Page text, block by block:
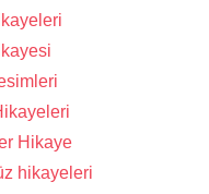
Hikaye
hikayeleri